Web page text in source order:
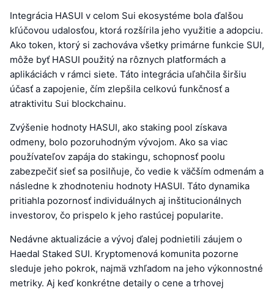
Integrácia HASUI v celom Sui ekosystéme bola ďalšou
kľúčovou udalosťou, ktorá rozšírila jeho využitie a adopciu.
Ako token, ktorý si zachováva všetky primárne funkcie SUI,
môže byť HASUI použitý na rôznych platformách a
aplikáciách v rámci siete. Táto integrácia uľahčila širšiu
účasť a zapojenie, čím zlepšila celkovú funkčnosť a
atraktivitu Sui blockchainu.
Zvýšenie hodnoty HASUI, ako staking pool získava
odmeny, bolo pozoruhodným vývojom. Ako sa viac
používateľov zapája do stakingu, schopnosť poolu
zabezpečiť sieť sa posilňuje, čo vedie k väčším odmenám a
následne k zhodnoteniu hodnoty HASUI. Táto dynamika
pritiahla pozornosť individuálnych aj inštitucionálnych
investorov, čo prispelo k jeho rastúcej popularite.
Nedávne aktualizácie a vývoj ďalej podnietili záujem o
Haedal Staked SUI. Kryptomenová komunita pozorne
sleduje jeho pokrok, najmä vzhľadom na jeho výkonnostné
metriky. Aj keď konkrétne detaily o cene a trhovej